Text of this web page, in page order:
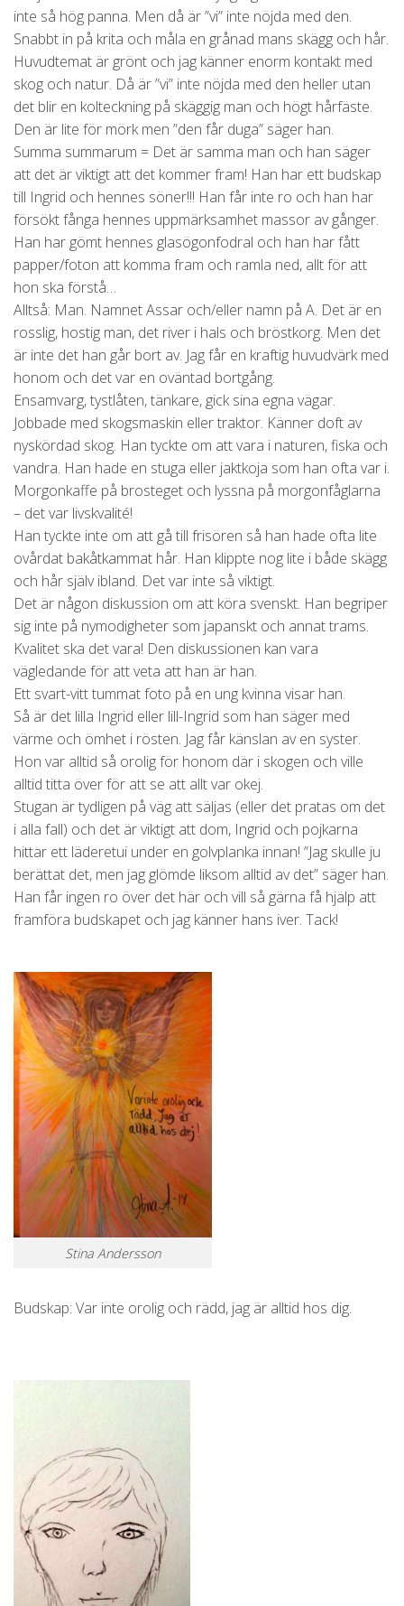
inte så hög panna. Men då är ”vi” inte nöjda med den.
Snabbt in på krita och måla en grånad mans skägg och hår.
Huvudtemat är grönt och jag känner enorm kontakt med
skog och natur. Då är ”vi” inte nöjda med den heller utan
det blir en kolteckning på skäggig man och högt hårfäste.
Den är lite för mörk men ”den får duga” säger han.
Summa summarum = Det är samma man och han säger
att det är viktigt att det kommer fram! Han har ett budskap
till Ingrid och hennes söner!!! Han får inte ro och han har
försökt fånga hennes uppmärksamhet massor av gånger.
Han har gömt hennes glasögonfodral och han har fått
papper/foton att komma fram och ramla ned, allt för att
hon ska förstå…
Alltså: Man. Namnet Assar och/eller namn på A. Det är en
rosslig, hostig man, det river i hals och bröstkorg. Men det
är inte det han går bort av. Jag får en kraftig huvudvärk med
honom och det var en oväntad bortgång.
Ensamvarg, tystlåten, tänkare, gick sina egna vägar.
Jobbade med skogsmaskin eller traktor. Känner doft av
nyskördad skog. Han tyckte om att vara i naturen, fiska och
vandra. Han hade en stuga eller jaktkoja som han ofta var i.
Morgonkaffe på brosteget och lyssna på morgonfåglarna
– det var livskvalité!
Han tyckte inte om att gå till frisören så han hade ofta lite
ovårdat bakåtkammat hår. Han klippte nog lite i både skägg
och hår själv ibland. Det var inte så viktigt.
Det är någon diskussion om att köra svenskt. Han begriper
sig inte på nymodigheter som japanskt och annat trams.
Kvalitet ska det vara! Den diskussionen kan vara
vägledande för att veta att han är han.
Ett svart-vitt tummat foto på en ung kvinna visar han.
Så är det lilla Ingrid eller lill-Ingrid som han säger med
värme och ömhet i rösten. Jag får känslan av en syster.
Hon var alltid så orolig för honom där i skogen och ville
alltid titta över för att se att allt var okej.
Stugan är tydligen på väg att säljas (eller det pratas om det
i alla fall) och det är viktigt att dom, Ingrid och pojkarna
hittar ett läderetui under en golvplanka innan! ”Jag skulle ju
berättat det, men jag glömde liksom alltid av det” säger han.
Han får ingen ro över det här och vill så gärna få hjälp att
framföra budskapet och jag känner hans iver. Tack!
Stina Andersson
Budskap: Var inte orolig och rädd, jag är alltid hos dig.